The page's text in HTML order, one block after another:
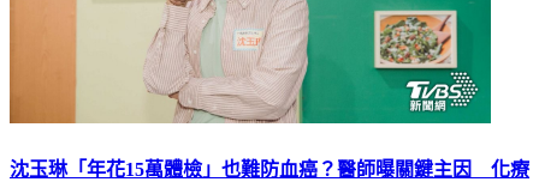
沈玉琳「年花15萬體檢」也難防血癌？醫師曝關鍵主因 化療